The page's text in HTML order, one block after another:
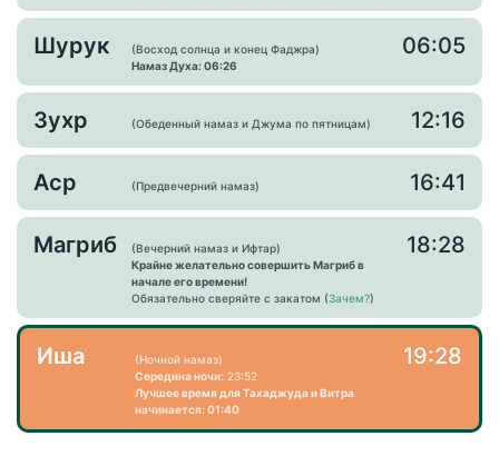
Шурук
(Восход солнца и конец Фаджра)
Намаз Духа: 06:26
06:05
Зухр (Обеденный намаз и Джума по пятницам) 12:16
Аср (Предвечерний намаз) 16:41
Магриб
(Вечерний намаз и Ифтар)
Крайне желательно совершить Магриб в
начале его времени!
Обязательно сверяйте с закатом (Зачем?)
18:28
Иша
(Ночной намаз)
Середина ночи: 23:52
Лучшее время для Тахаджуда и Витра
начинается: 01:40
19:28